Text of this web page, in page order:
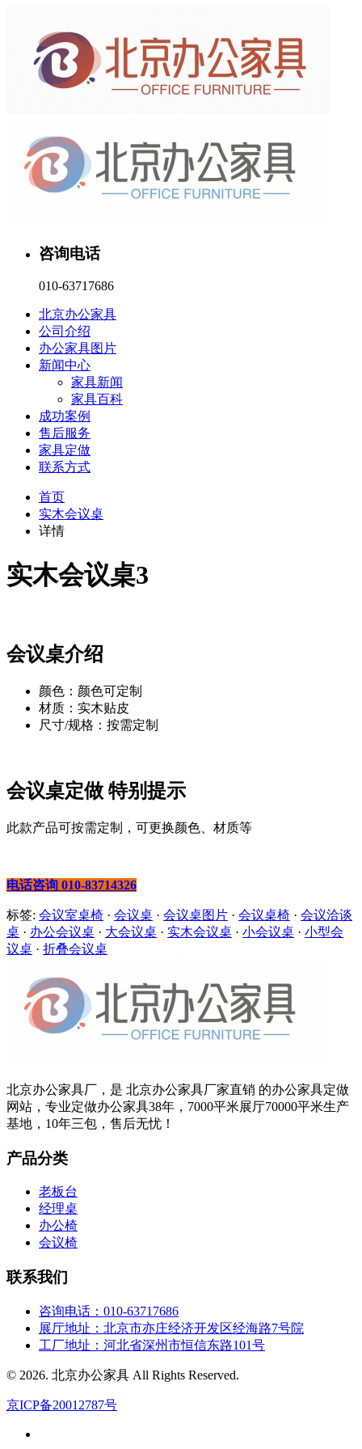
咨询电话
010-63717686
北京办公家具
公司介绍
办公家具图片
新闻中心
家具新闻
家具百科
成功案例
售后服务
家具定做
联系方式
首页
实木会议桌
详情
实木会议桌3
会议桌介绍
颜色：颜色可定制
材质：实木贴皮
尺寸/规格：按需定制
会议桌定做 特别提示
此款产品可按需定制，可更换颜色、材质等
电话咨询 010-83714326
标签: 会议室桌椅 · 会议桌 · 会议桌图片 · 会议桌椅 · 会议洽谈
桌 · 办公会议桌 · 大会议桌 · 实木会议桌 · 小会议桌 · 小型会
议桌 · 折叠会议桌
北京办公家具厂，是 北京办公家具厂家直销 的办公家具定做
网站，专业定做办公家具38年，7000平米展厅70000平米生产
基地，10年三包，售后无忧！
产品分类
老板台
经理桌
办公椅
会议椅
联系我们
咨询电话：010-63717686
展厅地址：北京市亦庄经济开发区经海路7号院
工厂地址：河北省深州市恒信东路101号
© 2026. 北京办公家具 All Rights Reserved.
京ICP备20012787号